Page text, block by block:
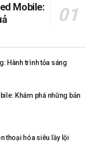
Mobile:
Hành trình tỏa sáng
Khám phá những bản
thoại hóa siêu lầy lội